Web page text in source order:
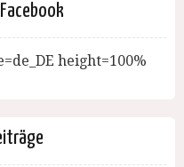
height=100%